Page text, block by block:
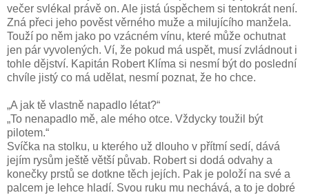
večer svlékal právě on. Ale jistá úspěchem si tentokrát není.
Zná přeci jeho pověst věrného muže a milujícího manžela.
Touží po něm jako po vzácném vínu, které může ochutnat
jen pár vyvolených. Ví, že pokud má uspět, musí zvládnout i
tohle dějství. Kapitán Robert Klíma si nesmí být do poslední
chvíle jistý co má udělat, nesmí poznat, že ho chce.
„A jak tě vlastně napadlo létat?“
„To nenapadlo mě, ale mého otce. Vždycky toužil být
pilotem.“
Svíčka na stolku, u kterého už dlouho v přítmí sedí, dává
jejím rysům ještě větší půvab. Robert si dodá odvahy a
konečky prstů se dotkne těch jejích. Pak je položí na své a
palcem je lehce hladí. Svou ruku mu nechává, a to je dobré